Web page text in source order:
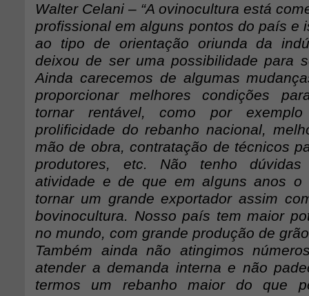
Walter Celani – “A ovinocultura está
profissional em alguns pontos do país e
ao tipo de orientação oriunda da
deixou de ser uma possibilidade para
Ainda carecemos de algumas
proporcionar melhores condições
tornar rentável, como por
prolificidade do rebanho nacional,
mão de obra, contratação de técnicos
produtores, etc. Não tenho
atividade e de que em alguns anos o
tornar um grande exportador assim
bovinocultura. Nosso país tem maior
no mundo, com grande produção de
Também ainda não atingimos
atender a demanda interna e não
termos um rebanho maior do que